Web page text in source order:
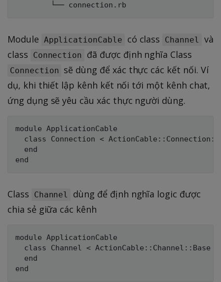
Module ApplicationCable có class Channel
và
class
Connection đã được định nghĩa Class
Connection sẽ dùng để xác thực các kết nối. Ví
dụ, khi thiết lập kênh kết nối tới một kênh chat,
ứng dụng sẽ yêu cầu xác thực người dùng.
module ApplicationCable
class Connection <
  end
Class Channel
dùng để định nghĩa logic được
chia sẻ giữa các kênh
module ApplicationCable
  class Channel < ActionCable::Channel::Base
  end